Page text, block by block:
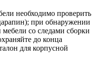
необходимо проверить
при обнаружении
мебели со следами сборки
до конца
для корпусной